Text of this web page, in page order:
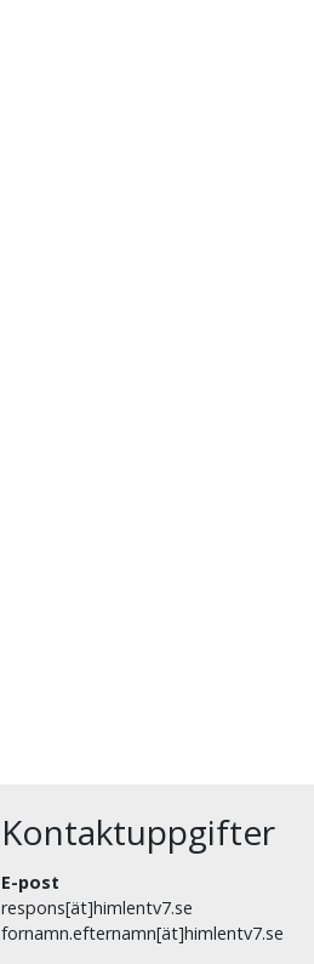
Kontaktuppgifter
E-post
respons[ät]himlentv7.se
fornamn.efternamn[ät]himlentv7.se